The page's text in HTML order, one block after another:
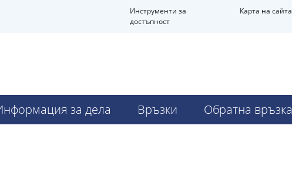
Инструменти за
достъпност
Карта на сайта
за дела Връзки Обратна връзка